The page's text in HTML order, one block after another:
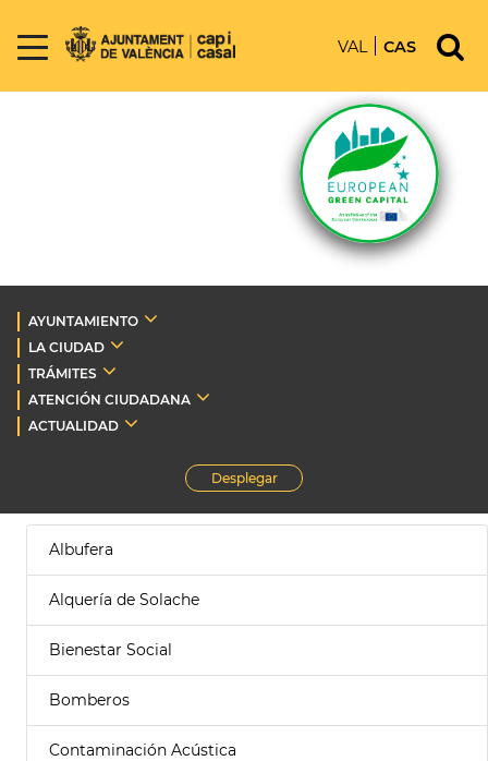
VAL CAS
AYUNTAMIENTO
LA CIUDAD
TRÁMITES
ATENCIÓN CIUDADANA
ACTUALIDAD
Desplegar
Albufera
Alquería de Solache
Bienestar Social
Bomberos
Contaminación Acústica